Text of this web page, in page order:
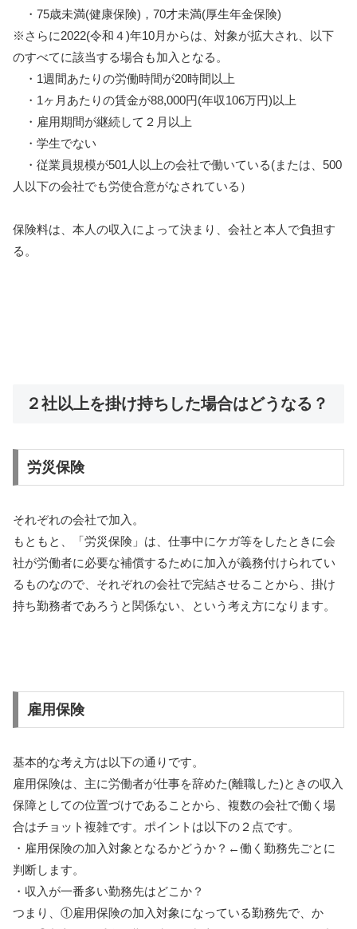
・75歳未満(健康保険)，70才未満(厚生年金保険)
※さらに2022(令和４)年10月からは、対象が拡大され、以下
のすべてに該当する場合も加入となる。
・1週間あたりの労働時間が20時間以上
・1ヶ月あたりの賃金が88,000円(年収106万円)以上
・雇用期間が継続して２月以上
・学生でない
・従業員規模が501人以上の会社で働いている(または、500
人以下の会社でも労使合意がなされている）
保険料は、本人の収入によって決まり、会社と本人で負担す
る。
２社以上を掛け持ちした場合はどうなる？
労災保険
それぞれの会社で加入。
もともと、「労災保険」は、仕事中にケガ等をしたときに会
社が労働者に必要な補償するために加入が義務付けられてい
るものなので、それぞれの会社で完結させることから、掛け
持ち勤務者であろうと関係ない、という考え方になります。
雇用保険
基本的な考え方は以下の通りです。
雇用保険は、主に労働者が仕事を辞めた(離職した)ときの収入
保障としての位置づけであることから、複数の会社で働く場
合はチョット複雑です。ポイントは以下の２点です。
・雇用保険の加入対象となるかどうか？←働く勤務先ごとに
判断します。
・収入が一番多い勤務先はどこか？
つまり、①雇用保険の加入対象になっている勤務先で、か